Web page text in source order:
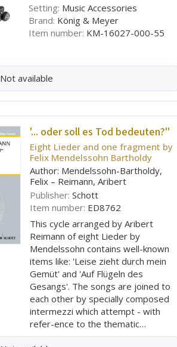
Setting: Music Accessories
Brand: König & Meyer
Item number: KM-16027-000-55
Not available
'... oder soll es Tod bedeuten?''
Eight Lieder and one fragment by
Felix Mendelssohn Bartholdy
Author: Mendelssohn-Bartholdy,
Felix – Reimann, Aribert
Publisher: Schott
Item number: ED8762
This cycle arranged by Aribert
Reimann of eight Lieder by
Mendelssohn contains well-known
items like: 'Leise zieht durch mein
Gemüt' and 'Auf Flügeln des
Gesangs'. The songs are joined to
each other by specially composed
intermezzi which attempt - with
refer-ence to the thematic…